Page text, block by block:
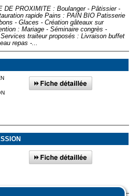
DE PROXIMITE : Boulanger - Pâtissier -
rapide Pains : PAIN BIO Patisserie
- Glaces - Création gâteaux sur
: Mariage - Séminaire congrès -
traiteur proposés : Livraison buffet
repas -...